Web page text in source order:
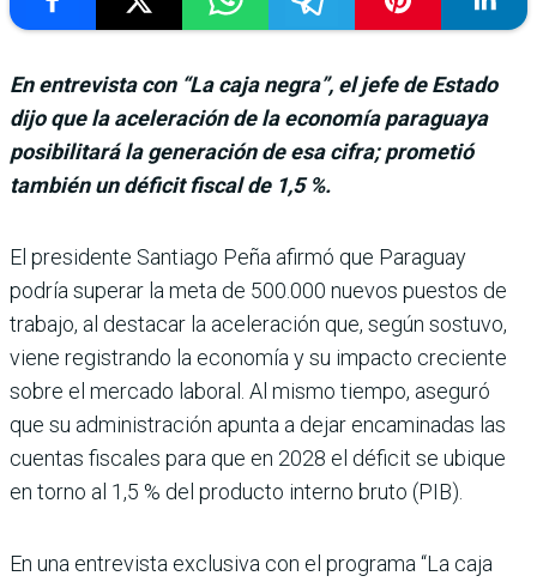
En entrevista con “La caja negra”, el jefe de Estado
dijo que la aceleración de la economía paraguaya
posibilitará la generación de esa cifra; prometió
también un déficit fiscal de 1,5 %.
El presidente Santiago Peña afirmó que Para­guay
podría superar la meta de 500.000 nuevos puestos de
trabajo, al desta­car la aceleración que, según sostuvo,
viene registrando la economía y su impacto cre­ciente
sobre el mercado labo­ral. Al mismo tiempo, ase­guró
que su administración apunta a dejar encaminadas las
cuentas fiscales para que en 2028 el déficit se ubique
en torno al 1,5 % del producto interno bruto (PIB).
En una entrevista exclu­siva con el programa “La caja